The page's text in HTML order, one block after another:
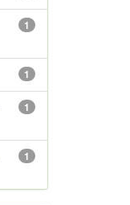
1
1
1
1